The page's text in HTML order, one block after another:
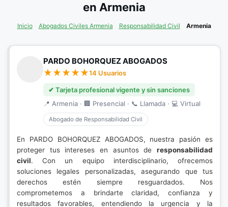
en Armenia
Inicio Abogados Civiles Armenia Responsabilidad Civil Armenia
PARDO BOHORQUEZ ABOGADOS
14 Usuarios
✔ Tarjeta profesional vigente y sin sanciones
📍 Armenia · 🏢 Presencial · 📞 Llamada · 💻 Virtual
Abogado de Responsabilidad Civil
En PARDO BOHORQUEZ ABOGADOS, nuestra pasión es
proteger tus intereses en asuntos de responsabilidad
civil. Con un equipo interdisciplinario, ofrecemos
soluciones legales personalizadas, asegurando que tus
derechos estén siempre resguardados. Nos
comprometemos a brindarte claridad, confianza y
resultados favorables, entendiendo la urgencia y la